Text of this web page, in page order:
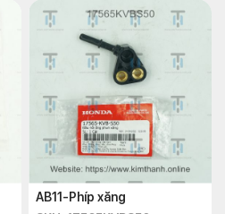
AB11-Phíp xăng